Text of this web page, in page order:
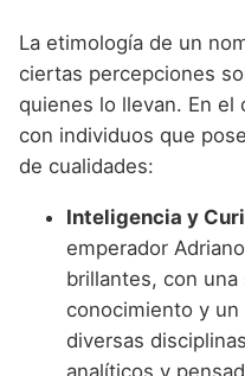
La etimología de un
ciertas percepciones
quienes lo llevan. En el
con individuos que
de cualidades:
Inteligencia y
emperador
brillantes, con
conocimiento y
diversas
analíticos y